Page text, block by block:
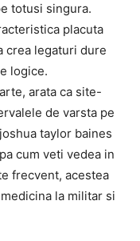
totusi singura.
placuta
crea legaturi dure
logice.
arata ca site-
de varsta pe
taylor baines
cum veti vedea in
frecvent, acestea
la militar si